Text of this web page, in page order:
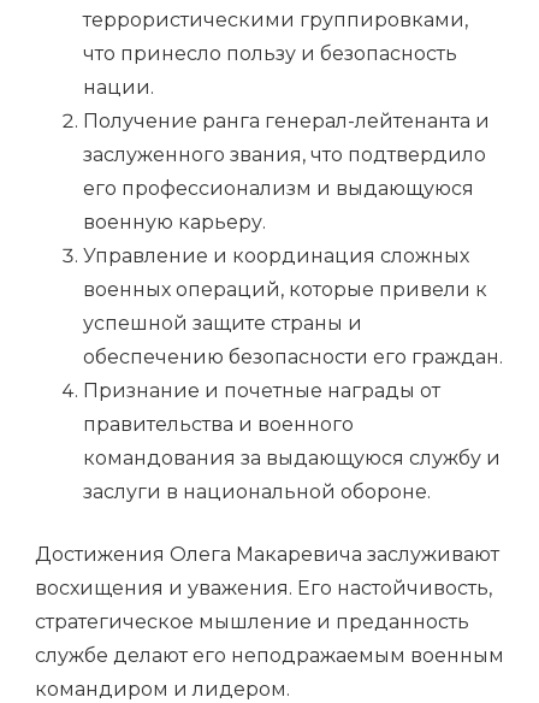
террористическими группировками,
что принесло пользу и безопасность
нации.
Получение ранга генерал-лейтенанта и
заслуженного звания, что подтвердило
его профессионализм и выдающуюся
военную карьеру.
Управление и координация сложных
военных операций, которые привели к
успешной защите страны и
обеспечению безопасности его граждан.
Признание и почетные награды от
правительства и военного
командования за выдающуюся службу и
заслуги в национальной обороне.
Достижения Олега Макаревича заслуживают
восхищения и уважения. Его настойчивость,
стратегическое мышление и преданность
службе делают его неподражаемым военным
командиром и лидером.